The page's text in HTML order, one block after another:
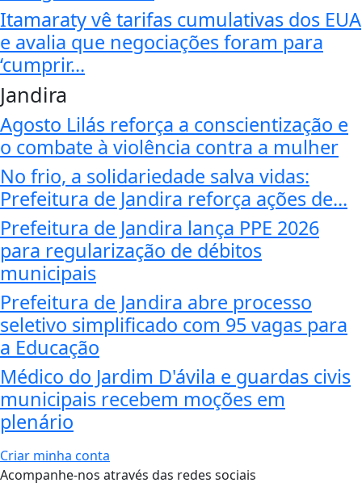
Itamaraty vê tarifas cumulativas dos EUA
e avalia que negociações foram para
‘cumprir...
Jandira
Agosto Lilás reforça a conscientização e
o combate à violência contra a mulher
No frio, a solidariedade salva vidas:
Prefeitura de Jandira reforça ações de...
Prefeitura de Jandira lança PPE 2026
para regularização de débitos
municipais
Prefeitura de Jandira abre processo
seletivo simplificado com 95 vagas para
a Educação
Médico do Jardim D'ávila e guardas civis
municipais recebem moções em
plenário
Criar minha conta
Acompanhe-nos através das redes sociais